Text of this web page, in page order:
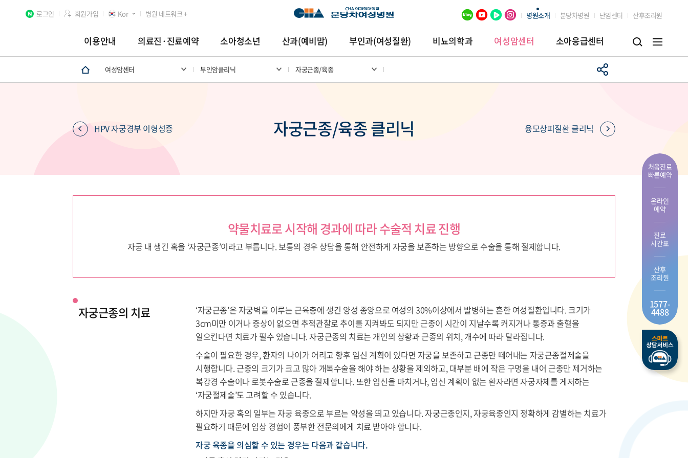
로그인 회원가입 Kor 병원 네트워크 + 병원소개 분당차병원 난임센터 산후조리원
이용안내 의료진·진료예약 소아청소년 산과(예비맘) 부인과(여성질환) 비뇨의학과 여성암센터 소아응급센터
처음진료
빠른예약
온라인
예약
진료
시간표
산후
조리원
1577-
4488
여성암센터 부인암클리닉 자궁근종/육종
HPV 자궁경부 이형성증 자궁근종/육종 클리닉 융모상피질환 클리닉
약물치료로 시작해 경과에 따라 수술적 치료 진행
자궁 내 생긴 혹을 ‘자궁근종’이라고 부릅니다. 보통의 경우 상담을 통해 안전하게 자궁을 보존하는 방향으로 수술을 통해 절제합니다.
자궁근종의 치료
‘자궁근종’은 자궁벽을 이루는 근육층에 생긴 양성 종양으로 여성의 30%이상에서 발병하는 흔한 여성질환입니다. 크기가
3cm미만 이거나 증상이 없으면 추적관찰로 추이를 지켜봐도 되지만 근종이 시간이 지날수록 커지거나 통증과 출혈을
일으킨다면 치료가 필수 있습니다. 자궁근종의 치료는 개인의 상황과 근종의 위치, 개수에 따라 달라집니다.
수술이 필요한 경우, 환자의 나이가 어리고 향후 임신 계획이 있다면 자궁을 보존하고 근종만 떼어내는 자궁근종절제술을
시행합니다. 근종의 크기가 크고 많아 개복수술을 해야 하는 상황을 제외하고, 대부분 배에 작은 구멍을 내어 근종만 제거하는
복강경 수술이나 로봇수술로 근종을 절제합니다. 또한 임신을 마치거나, 임신 계획이 없는 환자라면 자궁자체를 게저하는
‘자궁절제술’도 고려할 수 있습니다.
하지만 자궁 혹의 일부는 자궁 육종으로 부르는 악성을 띄고 있습니다. 자궁근종인지, 자궁육종인지 정확하게 감별하는 치료가
필요하기 때문에 임상 경험이 풍부한 전문의에게 치료 받아야 합니다.
자궁 육종을 의심할 수 있는 경우는 다음과 같습니다.